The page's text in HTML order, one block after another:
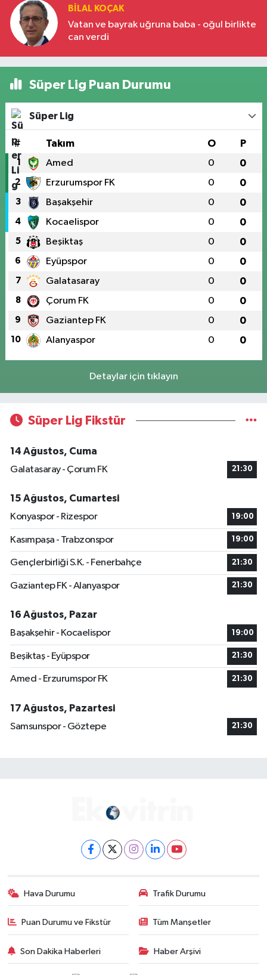
BILAL KOÇAK
Vatan ve bayrak uğruna baba - oğul birlikte
can verdi
Süper Lig Puan Durumu
Süper Lig
# Takım O P
1 Amed 0 0
2 Erzurumspor FK 0 0
3 Başakşehir 0 0
4 Kocaelispor 0 0
5 Beşiktaş 0 0
6 Eyüpspor 0 0
7 Galatasaray 0 0
8 Çorum FK 0 0
9 Gaziantep FK 0 0
10 Alanyaspor 0 0
Detaylar için tıklayın
Süper Lig Fikstür
14 Ağustos, Cuma
Galatasaray - Çorum FK
21:30
15 Ağustos, Cumartesi
Konyaspor - Rizespor
19:00
Kasımpaşa - Trabzonspor 19:00
Gençlerbirliği S.K. - Fenerbahçe 21:30
Gaziantep FK - Alanyaspor 21:30
16 Ağustos, Pazar
Başakşehir - Kocaelispor
19:00
Beşiktaş - Eyüpspor 21:30
Amed - Erzurumspor FK 21:30
17 Ağustos, Pazartesi
Samsunspor - Göztepe
21:30
Hava Durumu Trafik Durumu
Puan Durumu ve Fikstür Tüm Manşetler
Son Dakika Haberleri Haber Arşivi